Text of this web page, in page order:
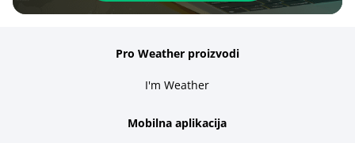
Pro Weather proizvodi
I'm Weather
Mobilna aplikacija